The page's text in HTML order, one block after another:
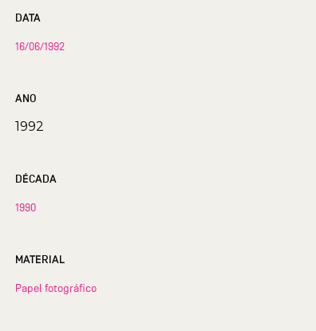
DATA
16/06/1992
ANO
1992
DÉCADA
1990
MATERIAL
Papel fotográfico